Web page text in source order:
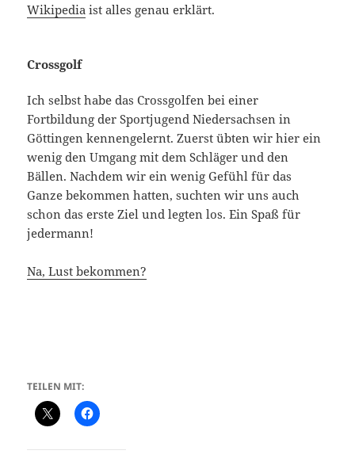
Wikipedia ist alles genau erklärt.
Crossgolf
Ich selbst habe das Crossgolfen bei einer
Fortbildung der Sportjugend Niedersachsen in
Göttingen kennengelernt. Zuerst übten wir hier ein
wenig den Umgang mit dem Schläger und den
Bällen. Nachdem wir ein wenig Gefühl für das
Ganze bekommen hatten, suchten wir uns auch
schon das erste Ziel und legten los. Ein Spaß für
jedermann!
Na, Lust bekommen?
TEILEN MIT: